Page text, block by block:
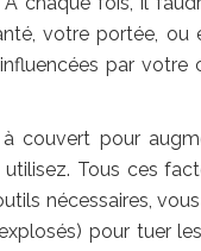
votre portée, ou
par
couvert pour
Tous ces
nécessaires,
pour tuer